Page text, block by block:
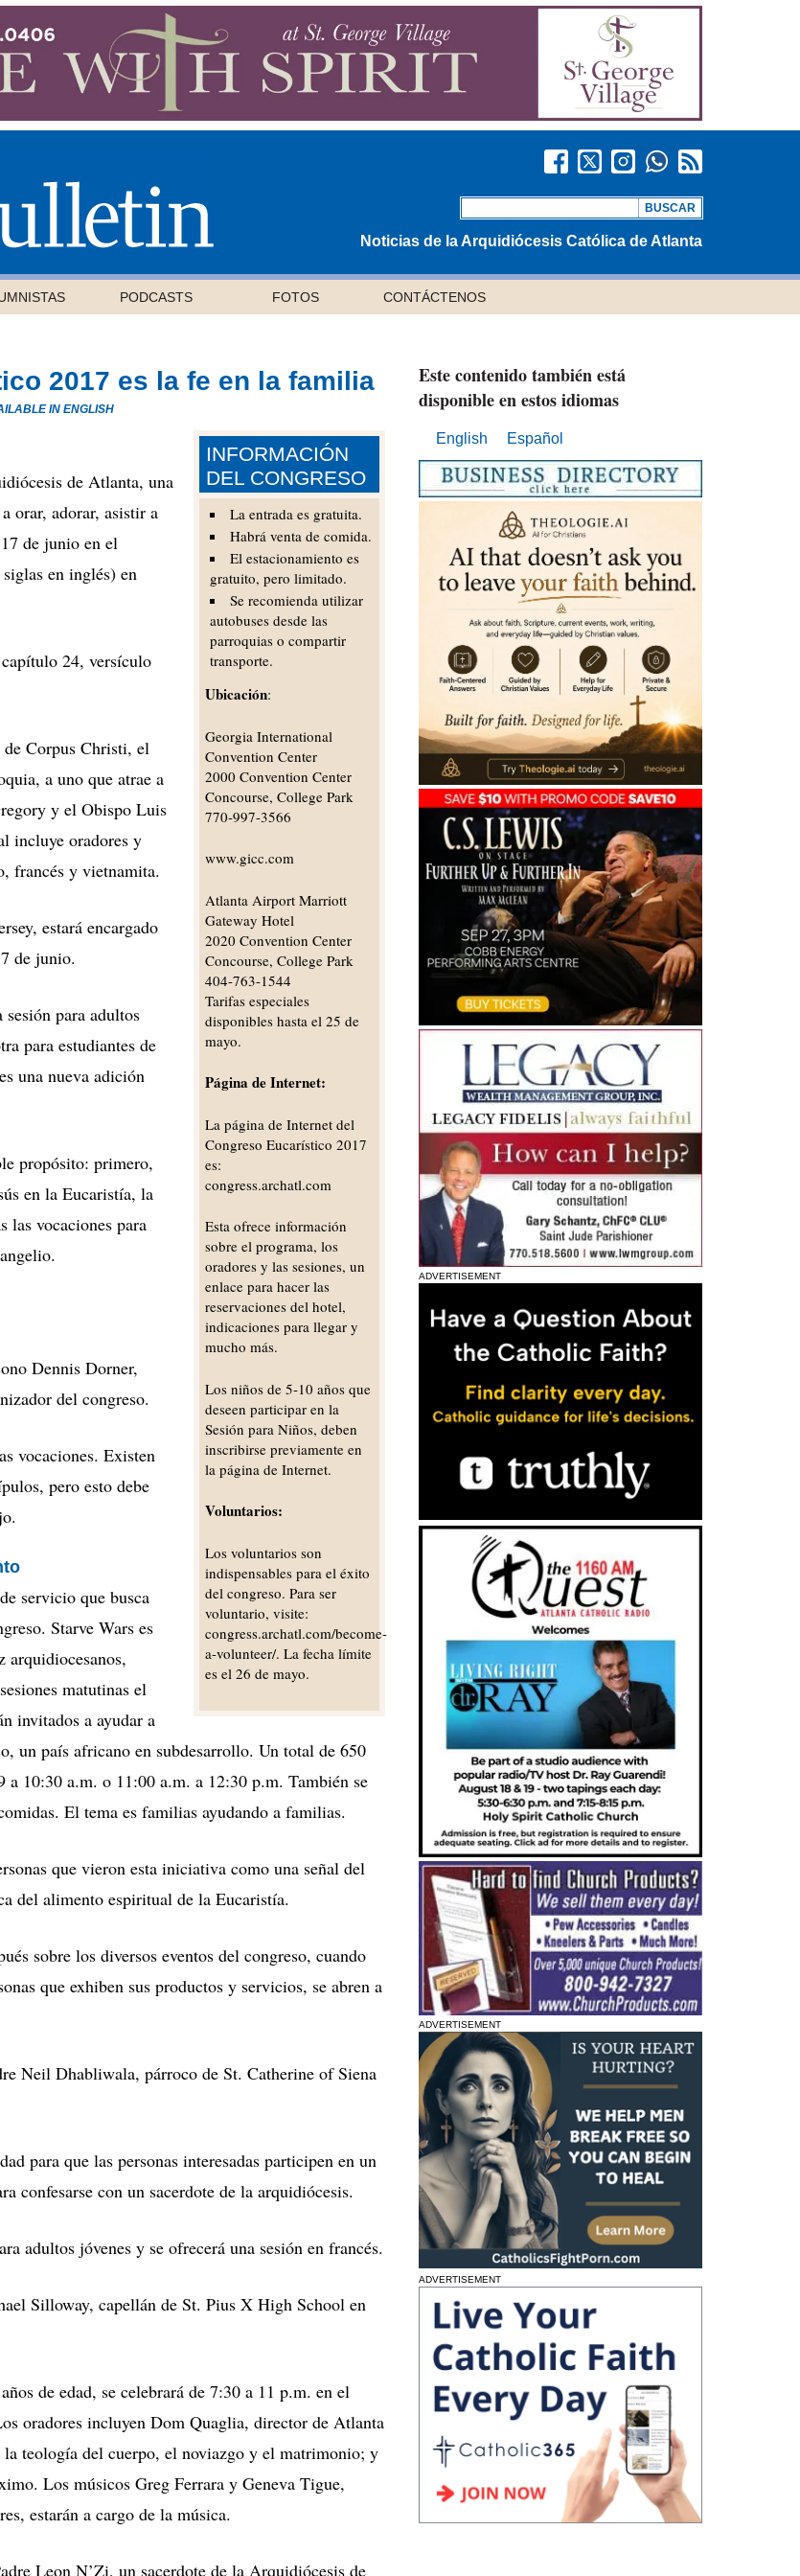
Noticias de la Arquidiócesis Católica de Atlanta
PODCASTS FOTOS CONTÁCTENOS
2017 es la fe en la familia
IN ENGLISH
INFORMACIÓN
DEL CONGRESO
La entrada es gratuita.
Habrá venta de comida.
El estacionamiento es
gratuito, pero limitado.
Se recomienda utilizar
autobuses desde las
parroquias o compartir
transporte.
Ubicación:
Georgia International
Convention Center
2000 Convention Center
Concourse, College Park
770-997-3566
www.gicc.com
Atlanta Airport Marriott
Gateway Hotel
2020 Convention Center
Concourse, College Park
404-763-1544
Tarifas especiales
disponibles hasta el 25 de
mayo.
Página de Internet:
La página de Internet del
Congreso Eucarístico 2017
es:
congress.archatl.com
Esta ofrece información
sobre el programa, los
oradores y las sesiones, un
enlace para hacer las
reservaciones del hotel,
indicaciones para llegar y
mucho más.
Los niños de 5-10 años que
deseen participar en la
Sesión para Niños, deben
inscribirse previamente en
la página de Internet.
Voluntarios:
Los voluntarios son
indispensables para el éxito
del congreso. Para ser
voluntario, visite:
congress.archatl.com/become-
a-volunteer/. La fecha límite
es el 26 de mayo.
de Atlanta, una
orar, adorar, asistir a
de junio en el
en inglés) en
24, versículo
Corpus Christi, el
a uno que atrae a
y el Obispo Luis
incluye oradores y
francés y vietnamita.
estará encargado
de junio.
para adultos
para estudiantes de
una nueva adición
propósito: primero,
en la Eucaristía, la
las vocaciones para
Dennis Dorner,
del congreso.
vocaciones. Existen
pero esto debe
servicio que busca
Starve Wars es
arquidiocesanos,
matutinas el
invitados a ayudar a
un país africano en subdesarrollo. Un total de 650
a 10:30 a.m. o 11:00 a.m. a 12:30 p.m. También se
El tema es familias ayudando a familias.
que vieron esta iniciativa como una señal del
del alimento espiritual de la Eucaristía.
sobre los diversos eventos del congreso, cuando
que exhiben sus productos y servicios, se abren a
Neil Dhabliwala, párroco de St. Catherine of Siena
para que las personas interesadas participen en un
confesarse con un sacerdote de la arquidiócesis.
adultos jóvenes y se ofrecerá una sesión en francés.
Silloway, capellán de St. Pius X High School en
de edad, se celebrará de 7:30 a 11 p.m. en el
oradores incluyen Dom Quaglia, director de Atlanta
teología del cuerpo, el noviazgo y el matrimonio; y
Los músicos Greg Ferrara y Geneva Tigue,
estarán a cargo de la música.
Leon N’Zi, un sacerdote de la Arquidiócesis de
Este contenido también está
disponible en estos idiomas
English Español
ADVERTISEMENT
ADVERTISEMENT
ADVERTISEMENT